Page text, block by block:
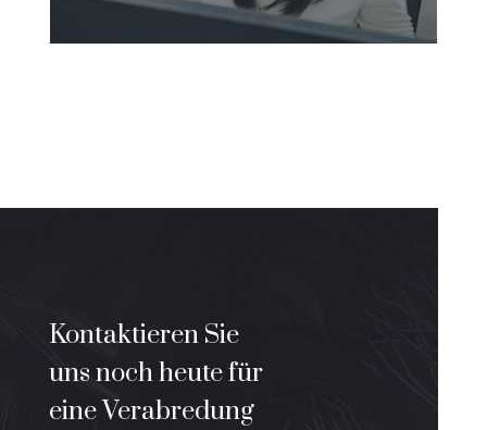
Kontaktieren Sie
uns noch heute für
eine Verabredung